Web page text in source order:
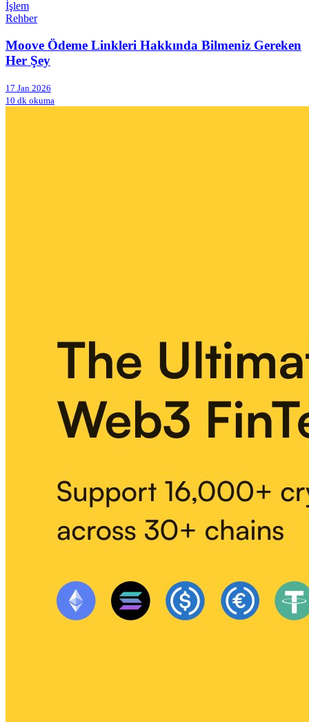
İşlem
Rehber
Moove Ödeme Linkleri Hakkında Bilmeniz Gereken
Her Şey
17 Jan 2026
10 dk okuma